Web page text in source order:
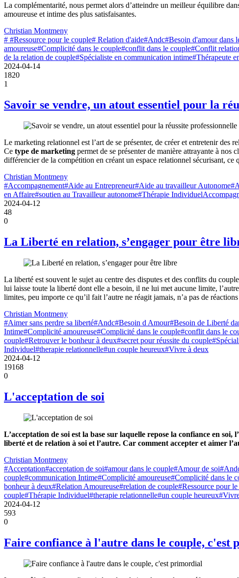
La complémentarité, nous permet alors d’atteindre un meilleur équilibre
amoureuse et intime des plus satisfaisantes.
Christian Montmeny
# #Ressource pour le couple# Relation d'aide#Andc#Besoin d'amour dans
amoureuse#Complicité dans le couple#conflit dans le couple#Conflit
de la relation de couple#Spécialiste en communication intime#Thérapeute
2024-04-14
1820
1
Savoir se vendre, un atout essentiel pour la
Le marketing relationnel est l’art de se présenter, de créer et entretenir des
Ce type de marketing permet de se présenter de manière attrayante à
différencier de la compétition en créant un espace relationnel sécurisant,
Christian Montmeny
#Accompagnement#Aide au Entrepreneur#Aide au travailleur Autonome
en Affaire#soutien au Travailleur autonome#Thérapie Individuel
2024-04-12
48
0
La Liberté en relation, s’engager pour être
La liberté est souvent le sujet au centre des disputes et des conflits du
lui laisse toute la liberté dont elle a besoin, il ne lui met aucune limite,
limites, peu importe ce qu’il fait l’autre ne réagit jamais, n’a pas de réactions
Christian Montmeny
#Aimer sans perdre sa liberté#Andc#Besoin d Amour#Besoin de Liberté
Intime#Complicité amoureuse#Complicité dans le couple#conflit dans le
couple#Retrouver le bonheur à deux#secret pour réussite du couple
Individuel#therapie relationnelle#un couple heureux#Vivre à deux
2024-04-12
19168
0
L'acceptation de soi
L’acceptation de soi est la base sur laquelle repose la confiance en
liberté et de relation à soi et l’autre. Car comment accepter et aimer
Christian Montmeny
#Acceptation#acceptation de soi#amour dans le couple#Amour de soi
couple#communication Intime#Complicité amoureuse#Complicité dans le
bonheur à deux#Relation Amoureuse#relation de couple#Ressource pour
couple#Thérapie Individuel#therapie relationnelle#un couple heureux
2024-04-12
593
0
Faire confiance à l'autre dans le couple, c'est